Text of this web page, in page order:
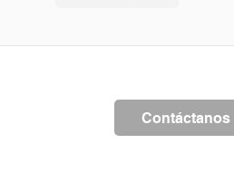
Contáctanos